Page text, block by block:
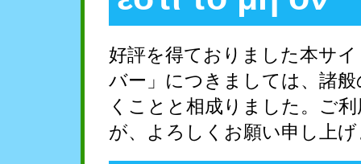
好評を得ておりました本サ
バー」につきましては、諸
くことと相成りました。ご
が、よろしくお願い申し上